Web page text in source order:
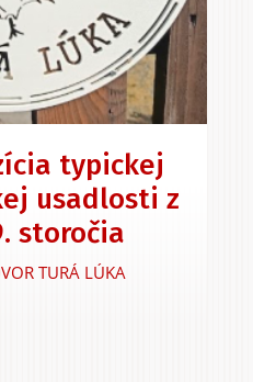
typickej
usadlosti z
storočia
TURÁ LÚKA